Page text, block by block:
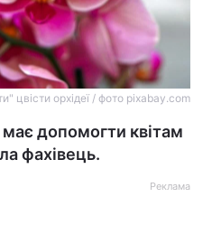
цвісти орхідеї / фото pixabay.com
допомогти квітам
фахівець.
Реклама